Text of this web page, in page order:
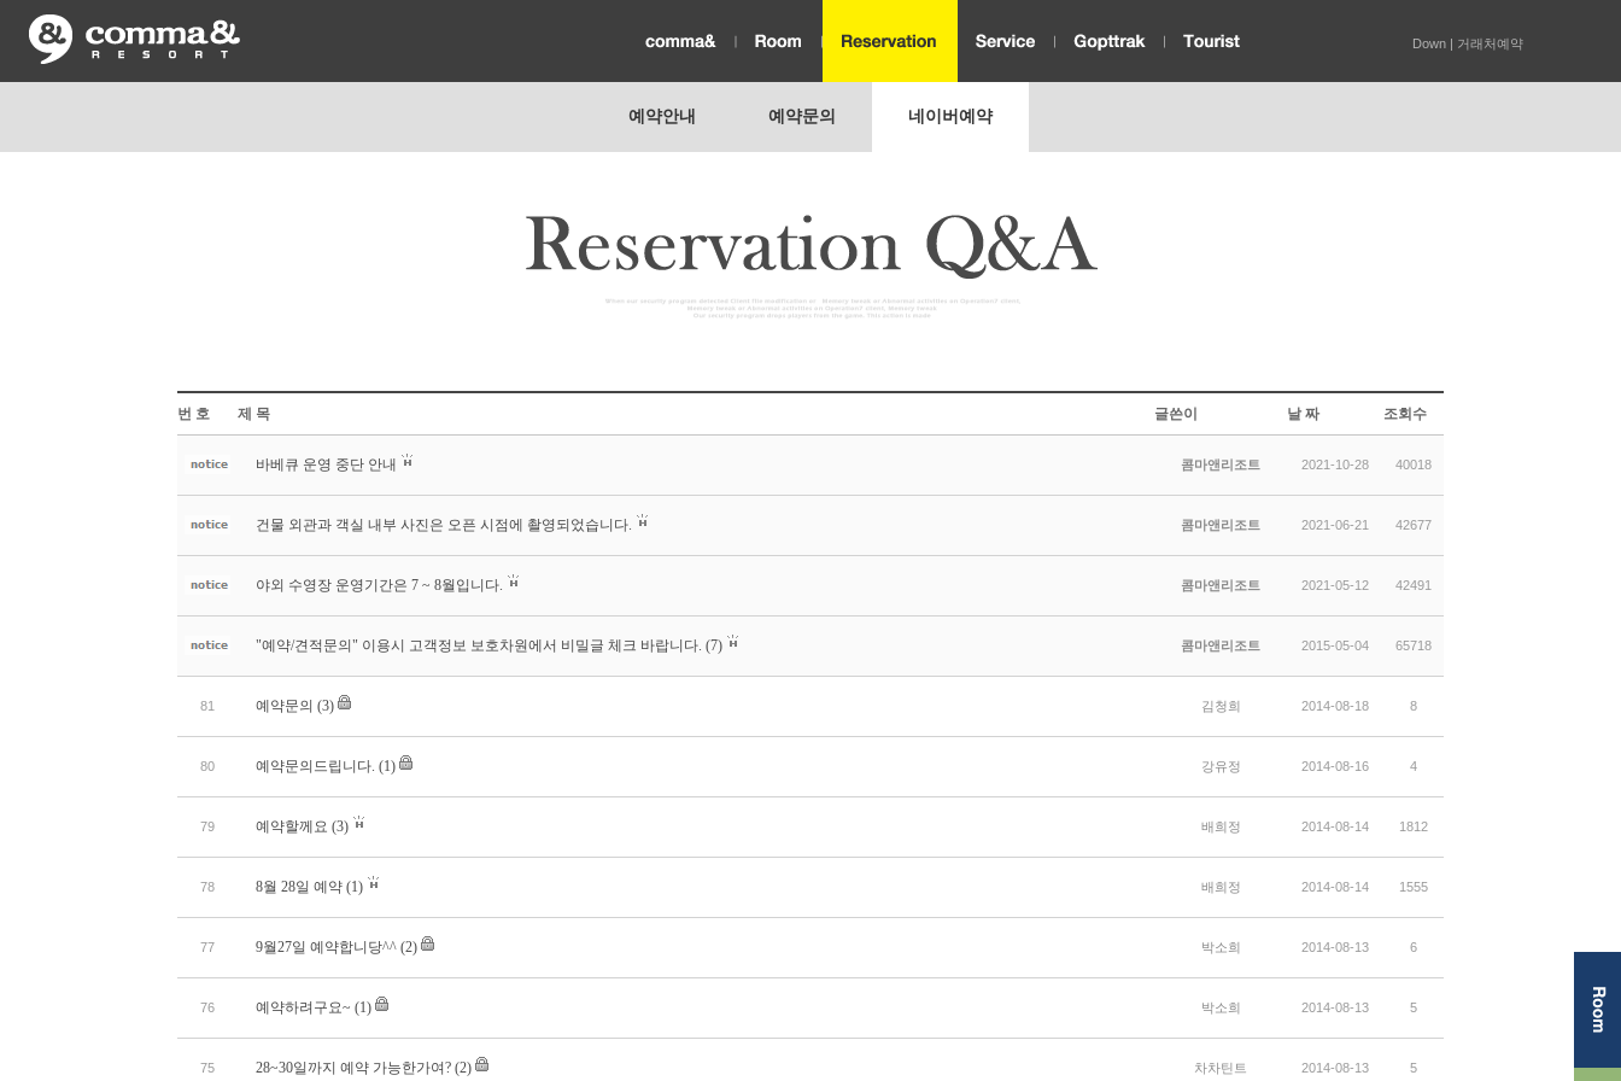
Down | 거래처예약
예약안내 예약문의 네이버예약
번 호 제 목 글쓴이 날 짜 조회수
바베큐 운영 중단 안내 콤마앤리조트 2021-10-28 40018
건물 외관과 객실 내부 사진은 오픈 시점에 촬영되었습니다. 콤마앤리조트 2021-06-21 42677
야외 수영장 운영기간은 7 ~ 8월입니다. 콤마앤리조트 2021-05-12 42491
"예약/견적문의" 이용시 고객정보 보호차원에서 비밀글 체크 바랍니다. (7) 콤마앤리조트 2015-05-04 65718
81 예약문의 (3) 김청희 2014-08-18 8
80 예약문의드립니다. (1) 강유정 2014-08-16 4
79 예약할께요 (3) 배희정 2014-08-14 1812
78 8월 28일 예약 (1) 배희정 2014-08-14 1555
77 9월27일 예약합니당^^ (2) 박소희 2014-08-13 6
76 예약하려구요~ (1) 박소희 2014-08-13 5
75 28~30일까지 예약 가능한가여? (2) 차차틴트 2014-08-13 5